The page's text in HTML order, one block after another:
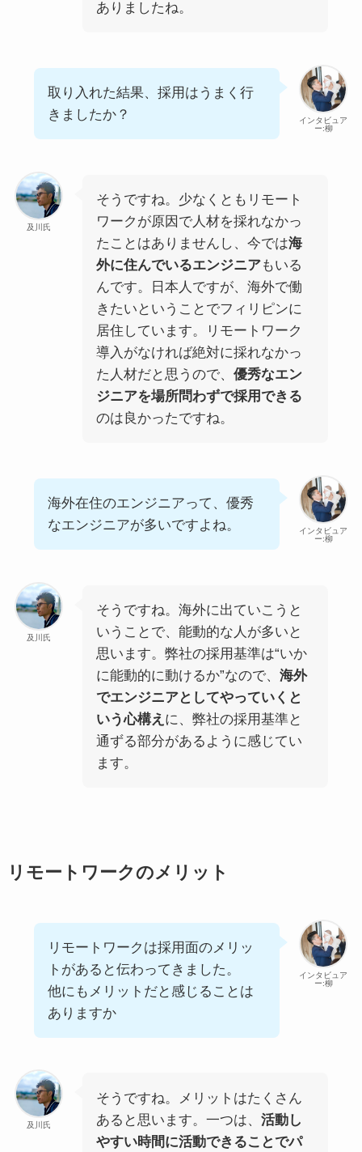
ありましたね。
インタビュア
ー:柳
取り入れた結果、採用はうまく行
きましたか？
及川氏
そうですね。少なくともリモート
ワークが原因で人材を採れなかっ
たことはありませんし、今では海
外に住んでいるエンジニアもいる
んです。日本人ですが、海外で働
きたいということでフィリピンに
居住しています。リモートワーク
導入がなければ絶対に採れなかっ
た人材だと思うので、 優秀なエン
ジニアを場所問わずで採用できる
のは良かったですね。
インタビュア
ー:柳
海外在住のエンジニアって、優秀
なエンジニアが多いですよね。
及川氏
そうですね。海外に出ていこうと
いうことで、能動的な人が多いと
思います。弊社の採用基準は“いか
に能動的に動けるか”なので、 海外
でエンジニアとしてやっていくと
いう心構え に、弊社の採用基準と
通ずる部分があるように感じてい
ます。
リモートワークのメリット
インタビュア
ー:柳
リモートワークは採用面のメリッ
トがあると伝わってきました。
他にもメリットだと感じることは
ありますか
及川氏
そうですね。メリットはたくさん
あると思います。一つは、 活動し
やすい時間に活動できることでパ